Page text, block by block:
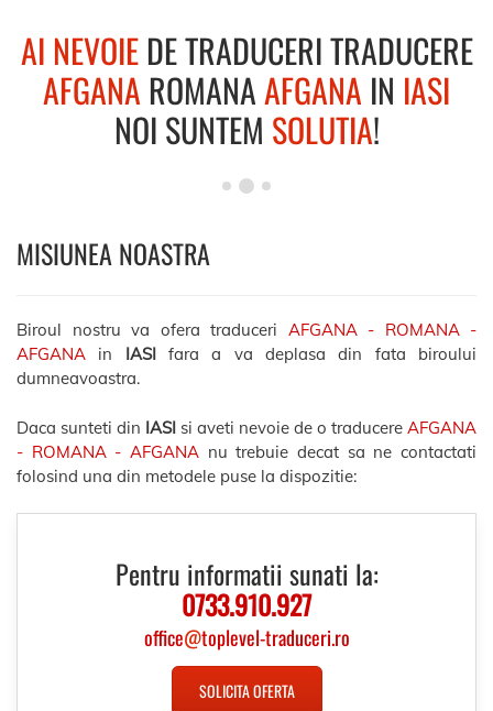
AI NEVOIEDE TRADUCERI TRADUCERE
AFGANA ROMANAAFGANA IN IASI
NOI SUNTEM SOLUTIA!
MISIUNEA NOASTRA
Biroul nostru va ofera traduceri AFGANA - ROMANA -
AFGANA in IASIfara a va deplasa din fata biroului
dumneavoastra.
Daca sunteti din IASI si aveti nevoie de o traducere AFGANA
- ROMANA - AFGANA nu trebuie decat sa ne contactati
folosind una din metodele puse la dispozitie:
Pentru informatii sunati la:
0733.910.927
office@toplevel-traduceri.ro
SOLICITA OFERTA